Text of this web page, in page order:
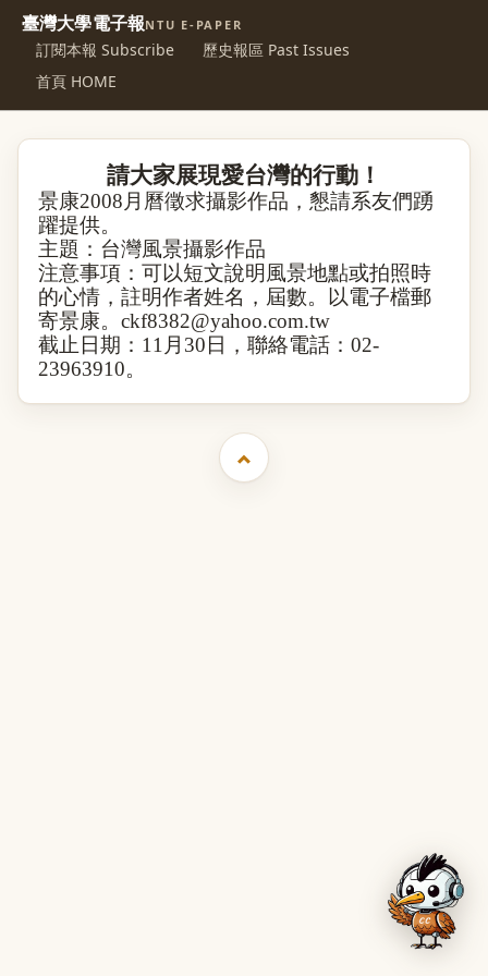
臺灣大學電子報NTU E-PAPER
訂閱本報 Subscribe
歷史報區 Past Issues
首頁 HOME
請大家展現愛台灣的行動！
景康2008 月曆徵求攝影作品，懇請系友們踴
躍提供。
主題：台灣風景攝影作品
注意事項：可以短文說明風景地點或拍照時
的心情，註明作者姓名， 屆數。以電子檔郵
寄景康。 ckf8382@yahoo.com.tw
截止日期： 11 月 30 日 ，聯絡電話： 02-
23963910。